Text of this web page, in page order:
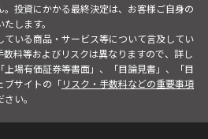
投資にかかる最終決定は、お客様ご自身の
します。
いる商品・サービス等について言及してい
料等およびリスクは異なりますので、詳し
場有価証券等書面」、「目論見書」、「目
ブサイトの「リスク・手数料などの重要事項
い。